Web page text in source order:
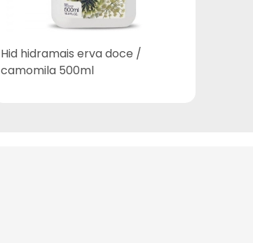
Hid hidramais erva doce /
camomila 500ml